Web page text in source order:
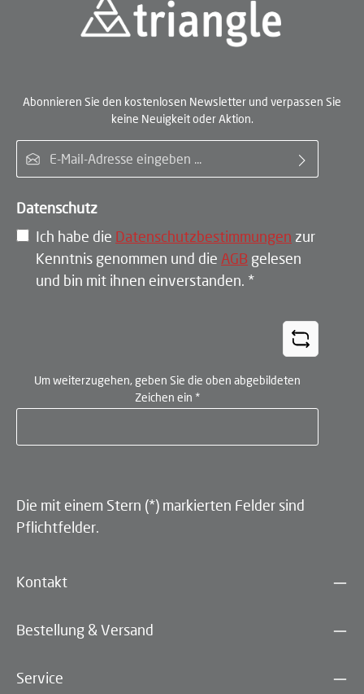
Abonnieren Sie den kostenlosen Newsletter und verpassen Sie
keine Neuigkeit oder Aktion.
Datenschutz
Ich habe die Datenschutzbestimmungen zur
Kenntnis genommen und die AGB gelesen
und bin mit ihnen einverstanden. *
Um weiterzugehen, geben Sie die oben abgebildeten
Zeichen ein *
Die mit einem Stern (*) markierten Felder sind
Pflichtfelder.
Kontakt
Bestellung & Versand
Service